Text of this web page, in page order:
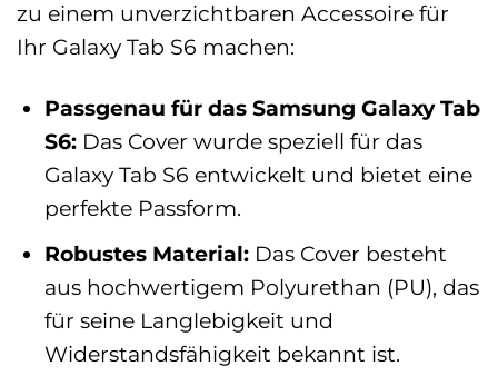
zu einem unverzichtbaren Accessoire für
Ihr Galaxy Tab S6 machen:
Passgenau für das Samsung Galaxy Tab
S6: Das Cover wurde speziell für das
Galaxy Tab S6 entwickelt und bietet eine
perfekte Passform.
Robustes Material: Das Cover besteht
aus hochwertigem Polyurethan (PU), das
für seine Langlebigkeit und
Widerstandsfähigkeit bekannt ist.